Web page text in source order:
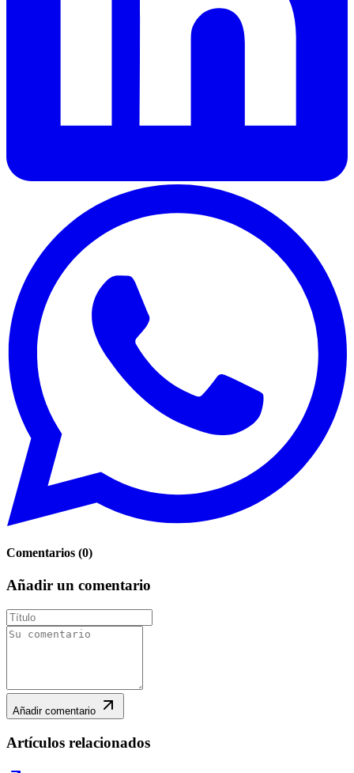
Comentarios (0)
Añadir un comentario
Añadir comentario
Artículos relacionados